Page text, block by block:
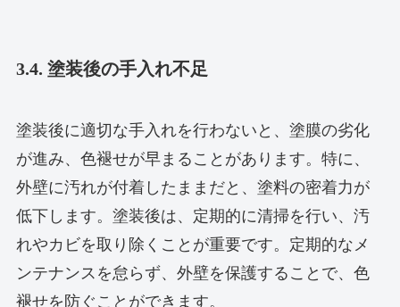
3.4. 塗装後の手入れ不足
塗装後に適切な手入れを行わないと、塗膜の劣化
が進み、色褪せが早まることがあります。特に、
外壁に汚れが付着したままだと、塗料の密着力が
低下します。塗装後は、定期的に清掃を行い、汚
れやカビを取り除くことが重要です。定期的なメ
ンテナンスを怠らず、外壁を保護することで、色
褪せを防ぐことができます。